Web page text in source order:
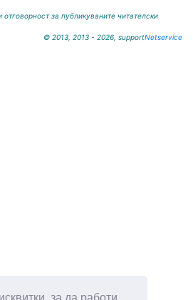
за публикуваните читателски
© 2013, 2013 - 2026, supportNetservice